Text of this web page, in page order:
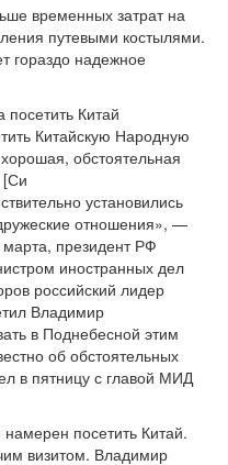
временных затрат на
путевыми костылями.
гораздо надежное
Китайскую Народную
обстоятельная
[Си
установились
отношения», —
президент РФ
иностранных дел
российский лидер
Владимир
в Поднебесной этим
об обстоятельных
в пятницу с главой МИД
посетить Китай.
визитом. Владимир